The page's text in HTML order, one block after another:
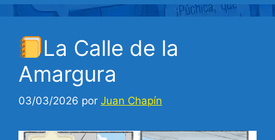
La Calle de la
Amargura
03/03/2026 por Juan Chapín